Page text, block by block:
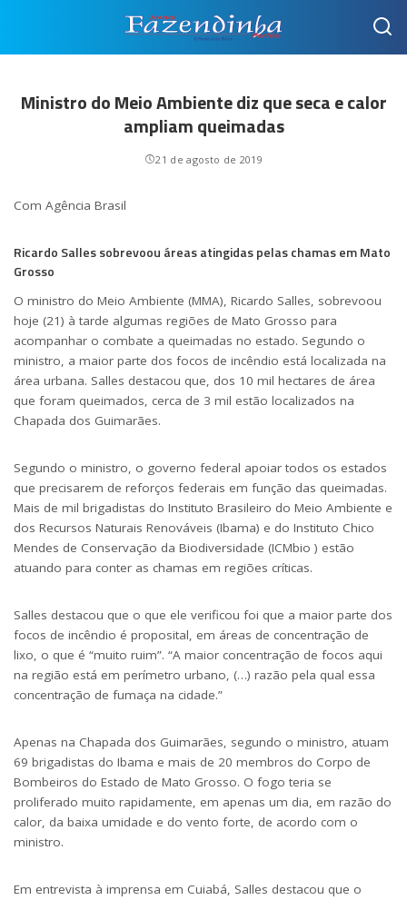
Ministro do Meio Ambiente diz que seca e calor
ampliam queimadas
21 de agosto de 2019
Com Agência Brasil
Ricardo Salles sobrevoou áreas atingidas pelas chamas em Mato
Grosso
O ministro do Meio Ambiente (MMA), Ricardo Salles, sobrevoou
hoje (21) à tarde algumas regiões de Mato Grosso para
acompanhar o combate a queimadas no estado. Segundo o
ministro, a maior parte dos focos de incêndio está localizada na
área urbana. Salles destacou que, dos 10 mil hectares de área
que foram queimados, cerca de 3 mil estão localizados na
Chapada dos Guimarães.
Segundo o ministro, o governo federal apoiar todos os estados
que precisarem de reforços federais em função das queimadas.
Mais de mil brigadistas do Instituto Brasileiro do Meio Ambiente e
dos Recursos Naturais Renováveis (Ibama) e do Instituto Chico
Mendes de Conservação da Biodiversidade (ICMbio ) estão
atuando para conter as chamas em regiões críticas.
Salles destacou que o que ele verificou foi que a maior parte dos
focos de incêndio é proposital, em áreas de concentração de
lixo, o que é “muito ruim”. “A maior concentração de focos aqui
na região está em perímetro urbano, (…) razão pela qual essa
concentração de fumaça na cidade.”
Apenas na Chapada dos Guimarães, segundo o ministro, atuam
69 brigadistas do Ibama e mais de 20 membros do Corpo de
Bombeiros do Estado de Mato Grosso. O fogo teria se
proliferado muito rapidamente, em apenas um dia, em razão do
calor, da baixa umidade e do vento forte, de acordo com o
ministro.
Em entrevista à imprensa em Cuiabá, Salles destacou que o